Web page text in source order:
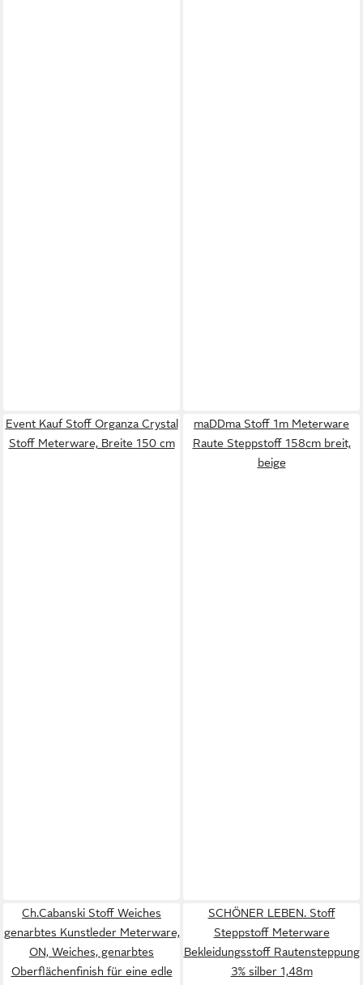
Event Kauf Stoff Organza Crystal
Stoff Meterware, Breite 150 cm
maDDma Stoff 1m Meterware
Raute Steppstoff 158cm breit,
beige
Ch.Cabanski Stoff Weiches
genarbtes Kunstleder Meterware,
ON, Weiches, genarbtes
Oberflächenfinish für eine edle
SCHÖNER LEBEN. Stoff
Steppstoff Meterware
Bekleidungsstoff Rautensteppung
3% silber 1,48m